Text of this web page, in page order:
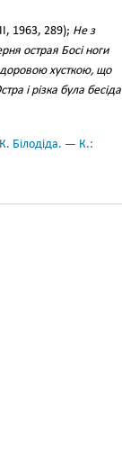
1963, 289); Не з
острая Босі ноги
хусткою, що
і різка була бесіда
К. Білодіда. — К.: